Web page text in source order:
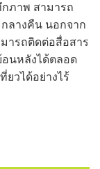
ภาพ สามารถ
ลางคืน นอกจาก
ารถติดต่อสื่อสาร
อนหลังได้ตลอด
ยวได้อย่างไร้